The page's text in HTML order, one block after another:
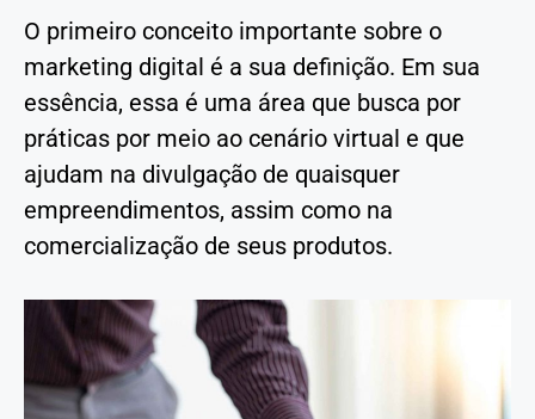
O primeiro conceito importante sobre o
marketing digital é a sua definição. Em sua
essência, essa é uma área que busca por
práticas por meio ao cenário virtual e que
ajudam na divulgação de quaisquer
empreendimentos, assim como na
comercialização de seus produtos.